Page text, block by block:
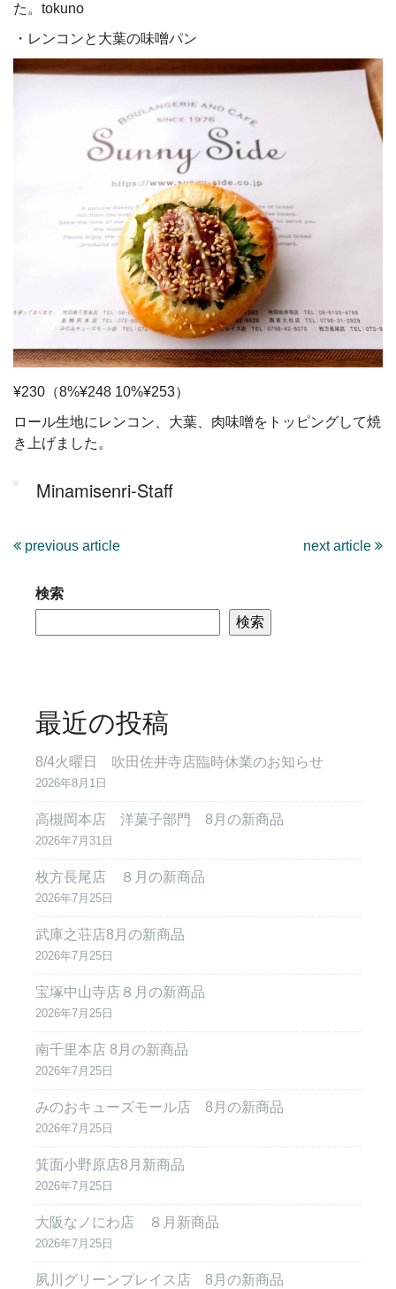
た。tokuno
・レンコンと大葉の味噌パン
¥230（8%¥248 10%¥253）
ロール生地にレンコン、大葉、肉味噌をトッピングして焼
き上げました。
Minamisenri-Staff
previous article next article
検索
検索
最近の投稿
8/4火曜日 吹田佐井寺店臨時休業のお知らせ
2026年8月1日
高槻岡本店 洋菓子部門 8月の新商品
2026年7月31日
枚方長尾店 ８月の新商品
2026年7月25日
武庫之荘店8月の新商品
2026年7月25日
宝塚中山寺店８月の新商品
2026年7月25日
南千里本店 8月の新商品
2026年7月25日
みのおキューズモール店 8月の新商品
2026年7月25日
箕面小野原店8月新商品
2026年7月25日
大阪なノにわ店 ８月新商品
2026年7月25日
夙川グリーンプレイス店 8月の新商品